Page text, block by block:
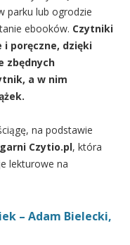
parku lub ogrodzie
ebooków. Czytniki
poręczne, dzięki
zbędnych
a w nim
na podstawie
Czytio.pl, która
lekturowe na
– Adam Bielecki,